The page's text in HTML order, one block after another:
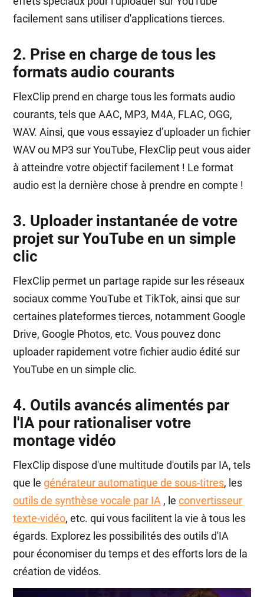
facilement sans utiliser d'applications tierces.
2. Prise en charge de tous les
formats audio courants
FlexClip prend en charge tous les formats audio
courants, tels que AAC, MP3, M4A, FLAC, OGG,
WAV. Ainsi, que vous essayiez d’uploader un fichier
WAV ou MP3 sur YouTube, FlexClip peut vous aider
à atteindre votre objectif facilement ! Le format
audio est la dernière chose à prendre en compte !
3. Uploader instantanée de votre
projet sur YouTube en un simple
clic
FlexClip permet un partage rapide sur les réseaux
sociaux comme YouTube et TikTok, ainsi que sur
certaines plateformes tierces, notamment Google
Drive, Google Photos, etc. Vous pouvez donc
uploader rapidement votre fichier audio édité sur
YouTube en un simple clic.
4. Outils avancés alimentés par
l'IA pour rationaliser votre
montage vidéo
FlexClip dispose d'une multitude d'outils par IA, tels
que legénérateur automatique de sous-titres, les
outils de synthèse vocale par IA , leconvertisseur
texte-vidéo, etc. qui vous facilitent la vie à tous les
égards. Explorez les possibilités des outils d'IA
pour économiser du temps et des efforts lors de la
création de vidéos.